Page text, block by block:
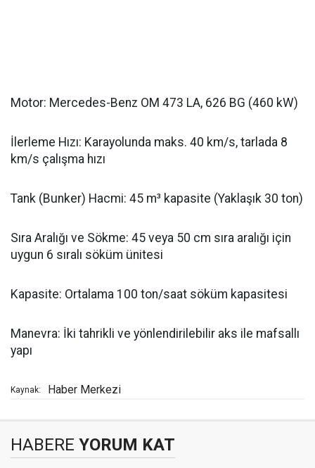
Motor: Mercedes-Benz OM 473 LA, 626 BG (460 kW)
İlerleme Hızı: Karayolunda maks. 40 km/s, tarlada 8
km/s çalışma hızı
Tank (Bunker) Hacmi: 45 m³ kapasite (Yaklaşık 30 ton)
Sıra Aralığı ve Sökme: 45 veya 50 cm sıra aralığı için
uygun 6 sıralı söküm ünitesi
Kapasite: Ortalama 100 ton/saat söküm kapasitesi
Manevra: İki tahrikli ve yönlendirilebilir aks ile mafsallı
yapı
Kaynak: Haber Merkezi
HABERE YORUM KAT